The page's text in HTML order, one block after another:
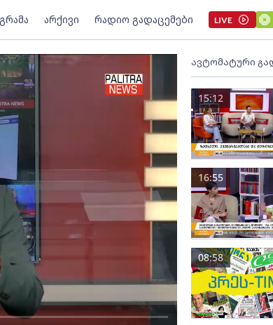
არქივი რადიო გადაცემები LIVE
ავტომატური
15:12
16:55
08:58